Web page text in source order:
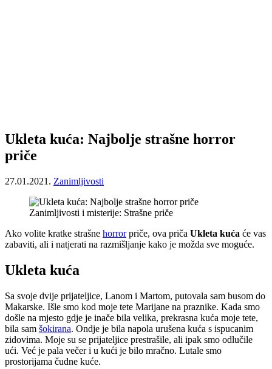
Ukleta kuća: Najbolje strašne horror
priče
27.01.2021. Zanimljivosti
Zanimljivosti i misterije: Strašne priče
Ako volite kratke strašne horrorpriče, ova priča Ukleta kuća će vas
zabaviti, ali i natjerati na razmišljanje kako je možda sve moguće.
Ukleta kuća
Sa svoje dvije prijateljice, Lanom i Martom, putovala sam busom do
Makarske. Išle smo kod moje tete Marijane na praznike. Kada smo
došle na mjesto gdje je inače bila velika, prekrasna kuća moje tete,
bila sam šokirana. Ondje je bila napola urušena kuća s ispucanim
zidovima. Moje su se prijateljice prestrašile, ali ipak smo odlučile
ući. Već je pala večer i u kući je bilo mračno. Lutale smo
prostorijama čudne kuće.